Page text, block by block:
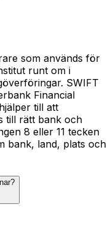
som används för
runt om i
SWIFT
Financial
till att
till rätt bank och
8 eller 11 tecken
bank, land, plats och